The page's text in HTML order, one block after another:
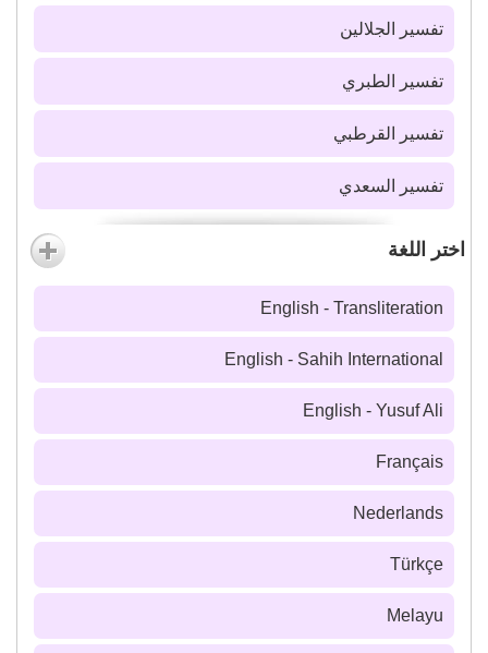
تفسير الجلالين
تفسير الطبري
تفسير القرطبي
تفسير السعدي
اختر اللغة
English - Transliteration
English - Sahih International
English - Yusuf Ali
Français
Nederlands
Türkçe
Melayu